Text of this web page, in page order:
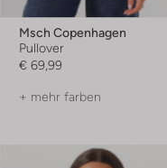
Msch Copenhagen
Pullover
€ 69,99
+ mehr farben